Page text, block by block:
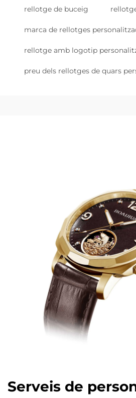
rellotge de buceig
marca de rellotges
rellotge amb logotip
preu dels rellotges de quars
Serveis de